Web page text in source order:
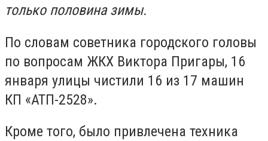
только половина зимы.
По словам советника городского головы
по вопросам ЖКХ Виктора Пригары, 16
января улицы чистили 16 из 17 машин
КП «АТП-2528».
Кроме того, было привлечена техника